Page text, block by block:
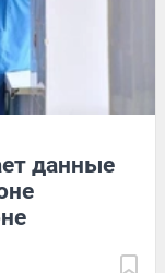
данные